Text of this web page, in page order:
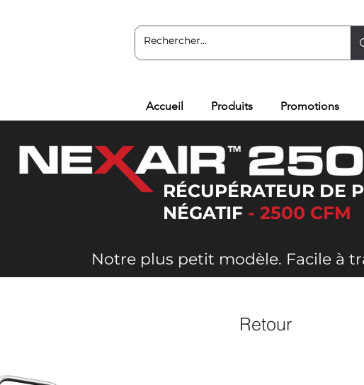
Accueil Produits Promotions
RÉCUPÉRATEUR DE
NÉGATIF - 2500 CFM
Notre plus petit modèle. Facile à
Retour